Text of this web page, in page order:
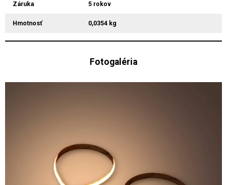
Záruka 5 rokov
Hmotnosť 0,0354 kg
Fotogaléria